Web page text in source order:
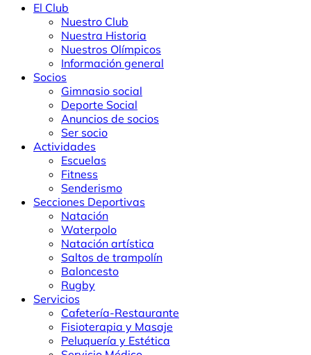
El Club
Nuestro Club
Nuestra Historia
Nuestros Olímpicos
Información general
Socios
Gimnasio social
Deporte Social
Anuncios de socios
Ser socio
Actividades
Escuelas
Fitness
Senderismo
Secciones Deportivas
Natación
Waterpolo
Natación artística
Saltos de trampolín
Baloncesto
Rugby
Servicios
Cafetería-Restaurante
Fisioterapia y Masaje
Peluquería y Estética